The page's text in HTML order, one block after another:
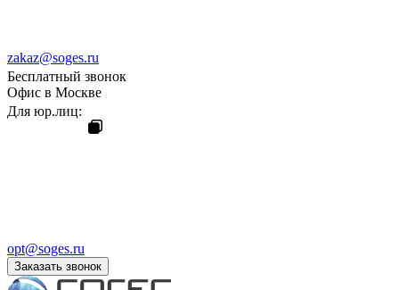
zakaz@soges.ru
Бесплатный звонок
Офис в Москве
Для юр.лиц:
opt@soges.ru
Заказать звонок